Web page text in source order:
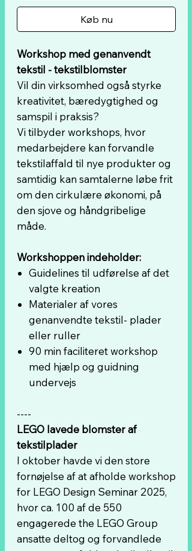
Køb nu
Workshop med genanvendt
tekstil - tekstilblomster
Vil din virksomhed også styrke
kreativitet, bæredygtighed og
samspil i praksis?
Vi tilbyder workshops, hvor
medarbejdere kan forvandle
tekstilaffald til nye produkter og
samtidig kan samtalerne løbe frit
om den cirkulære økonomi, på
den sjove og håndgribelige
måde.
Workshoppen indeholder:
Guidelines til udførelse af det
valgte kreation
Materialer af vores
genanvendte tekstil- plader
eller ruller
90 min faciliteret workshop
med hjælp og guidning
undervejs
----
LEGO lavede blomster af
tekstilplader
I oktober havde vi den store
fornøjelse af at afholde workshop
for LEGO Design Seminar 2025,
hvor ca. 100 af de 550
engagerede the LEGO Group
ansatte deltog og forvandlede